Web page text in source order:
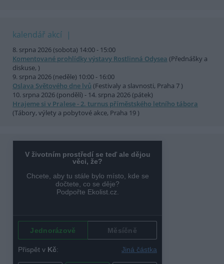
kalendář akcí
8. srpna 2026 (sobota) 14:00 - 15:00
Komentované prohlídky výstavy Rostlinná Odysea (Přednášky a
diskuse, )
9. srpna 2026 (neděle) 10:00 - 16:00
Oslava Světového dne lvů (Festivaly a slavnosti, Praha 7 )
10. srpna 2026 (pondělí) - 14. srpna 2026 (pátek)
Hrajeme si v Pralese - 2. turnus příměstského letního tábora
(Tábory, výlety a pobytové akce, Praha 19 )